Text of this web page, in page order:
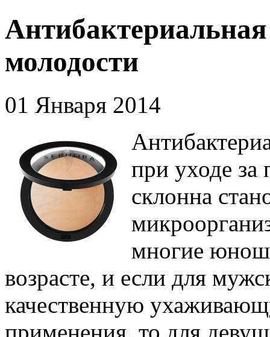
молодости
01 Января 2014
при уходе за
склонна
многие
возрасте, и если для
качественную
применения, то для